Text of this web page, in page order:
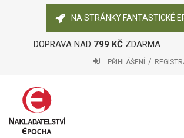
NA STRÁNKY FANTASTICKÉ
DOPRAVA NAD 799 KČZDARMA
PŘIHLÁŠENÍ